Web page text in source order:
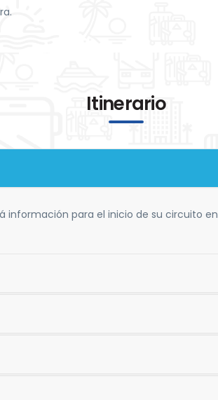
Itinerario
información para el inicio de su circuito